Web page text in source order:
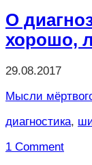
О
хорошо,
29.08.2017
Мысли
диагностика,
1 Comment